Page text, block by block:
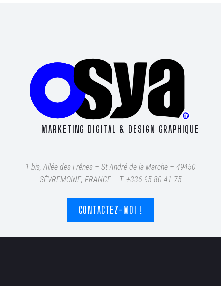
MARKETING DIGITAL & DESIGN GRAPHIQUE
1 bis, Allée des Frênes – St André de la Marche – 49450
SÈVREMOINE, FRANCE – T. +336 95 80 41 75
CONTACTEZ-MOI !